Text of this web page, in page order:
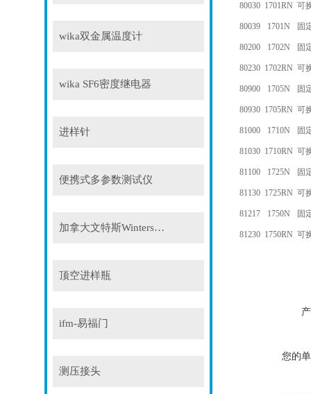
wika双金属温度计
wika SF6密度继电器
进样针
便携式多参数测试仪
加拿大文特斯Winters压力表
顶空进样瓶
ifm-易福门
测压接头
80030 1701RN 可
80039 1701N 固
80200 1702N 固
80230 1702RN 可
80900 1705N 固
80930 1705RN 可
81000 1710N 固
81030 1710RN 可
81100 1725N 固
81130 1725RN 可
81217 1750N 固
81230 1750RN 可
您的